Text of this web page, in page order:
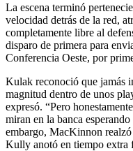
La escena terminó
velocidad detrás de la red,
completamente libre al
disparo de primera para
Conferencia Oeste, por
Kulak reconoció que jamás
magnitud dentro de unos
expresó. “Pero
miran en la banca
embargo, MacKinnon
Kully anotó en tiempo extra